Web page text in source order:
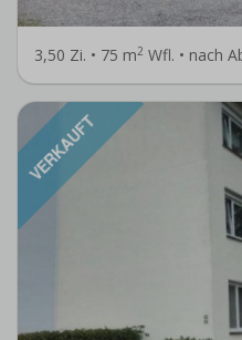
3,50 Zi. • 75 m2 Wfl. • nach
VERKAUFT